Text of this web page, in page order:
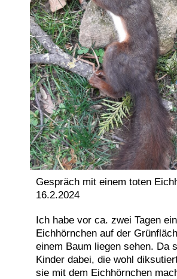
Gespräch mit einem toten
16.2.2024
Ich habe vor ca. zwei Tagen
Eichhörnchen auf der
einem Baum liegen sehen. Da
Kinder dabei, die wohl
sie mit dem Eichhörnchen